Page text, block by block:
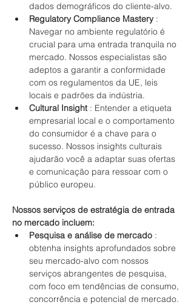
dados demográficos do cliente-alvo.
Regulatory Compliance Mastery :
Navegar no ambiente regulatório é
crucial para uma entrada tranquila no
mercado. Nossos especialistas são
adeptos a garantir a conformidade
com os regulamentos da UE, leis
locais e padrões da indústria.
Cultural Insight : Entender a etiqueta
empresarial local e o comportamento
do consumidor é a chave para o
sucesso. Nossos insights culturais
ajudarão você a adaptar suas ofertas
e comunicação para ressoar com o
público europeu.
Nossos serviços de estratégia de entrada
no mercado incluem:
Pesquisa e análise de mercado :
obtenha insights aprofundados sobre
seu mercado-alvo com nossos
serviços abrangentes de pesquisa,
com foco em tendências de consumo,
concorrência e potencial de mercado.